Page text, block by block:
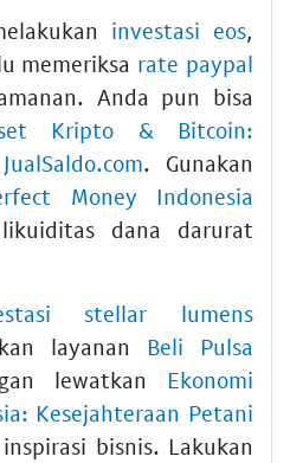
investasi eos,
memeriksa rate paypal
Anda pun bisa
Kripto & Bitcoin:
. Gunakan
Money Indonesia
dana darurat
stellar lumens
layanan Beli Pulsa
lewatkan Ekonomi
Kesejahteraan Petani
bisnis. Lakukan